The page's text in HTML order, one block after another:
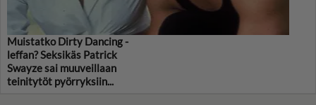
Muistatko Dirty Dancing -
leffan? Seksikäs Patrick
Swayze sai muuveillaan
teinitytöt pyörryksiin...